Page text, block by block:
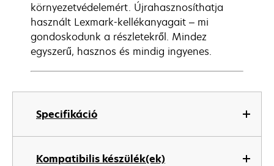
Specifikáció
Kompatibilis készülék(ek)
környezetvédelemért. Újrahasznosíthatja
használt Lexmark-kellékanyagait – mi
gondoskodunk a részletekről. Mindez
egyszerű, hasznos és mindig ingyenes.